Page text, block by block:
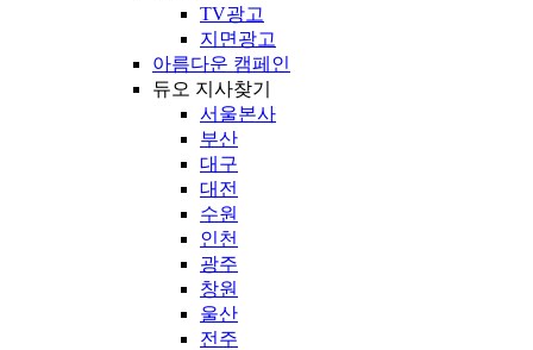
TV광고
지면광고
아름다운 캠페인
듀오 지사찾기
서울본사
부산
대구
대전
수원
인천
광주
창원
울산
전주